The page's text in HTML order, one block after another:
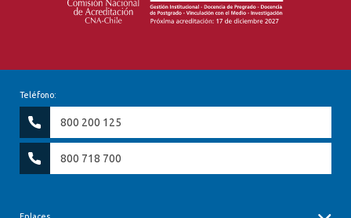
Teléfono:
800 200 125
800 718 700
Enlaces